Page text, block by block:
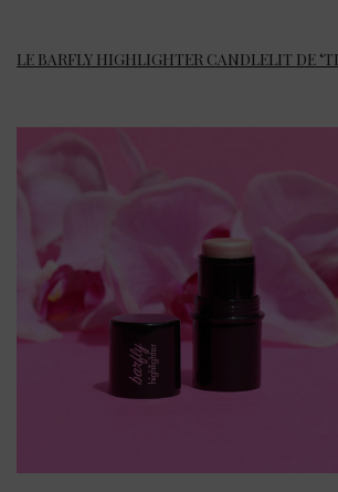
LE BARFLY HIGHLIGHTER CANDLELIT DE